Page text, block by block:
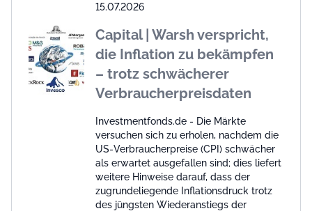
15.07.2026
Capital | Warsh verspricht,
die Inflation zu bekämpfen
– trotz schwächerer
Verbraucherpreisdaten
Investmentfonds.de - Die Märkte
versuchen sich zu erholen, nachdem die
US-Verbraucherpreise (CPI) schwächer
als erwartet ausgefallen sind; dies liefert
weitere Hinweise darauf, dass der
zugrundeliegende Inflationsdruck trotz
des jüngsten Wiederanstiegs der